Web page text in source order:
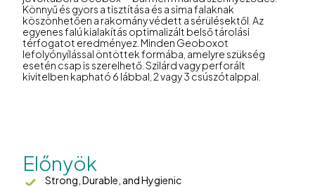
Könnyű és gyors a tisztítása és a sima falaknak
köszönhetően a rakomány védett a sérülésektől. Az
egyenes falú kialakítás optimalizált belső tárolási
térfogatot eredményez. Minden Geoboxot
lefolyónyílással öntöttek formába, amelyre szükség
esetén csap is szerelhető. Szilárd vagy perforált
kivitelben kapható 6 lábbal, 2 vagy 3 csúszótalppal.
Előnyök
Strong, Durable, and Hygienic